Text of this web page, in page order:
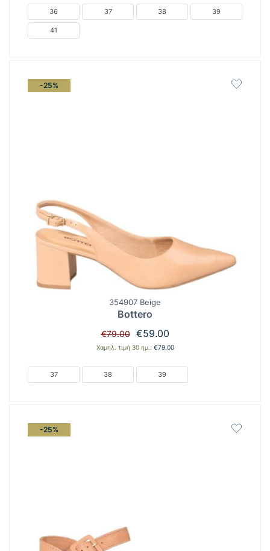
€89.00.
€59.00.
36 37 38 39
41
-25%
354907 Beige
Bottero
€79.00
Original
price
€79.00.
€59.00Η
τρέχουσα
€59.00.
Χαμηλ. τιμή 30 ημ.: €79.00
37 38 39
-25%